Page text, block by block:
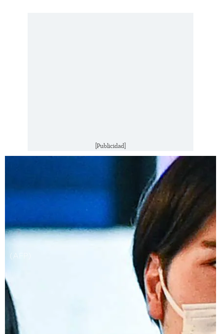
[Publicidad]
(AFP)